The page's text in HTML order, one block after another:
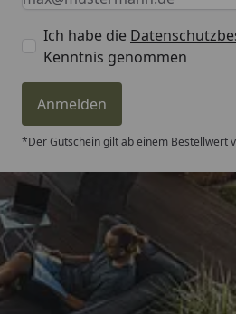
Ich habe die
Kenntnis genommen
Anmelden
*Der Gutschein gilt ab einem Bestellwert
Trusted
4,81/ 5